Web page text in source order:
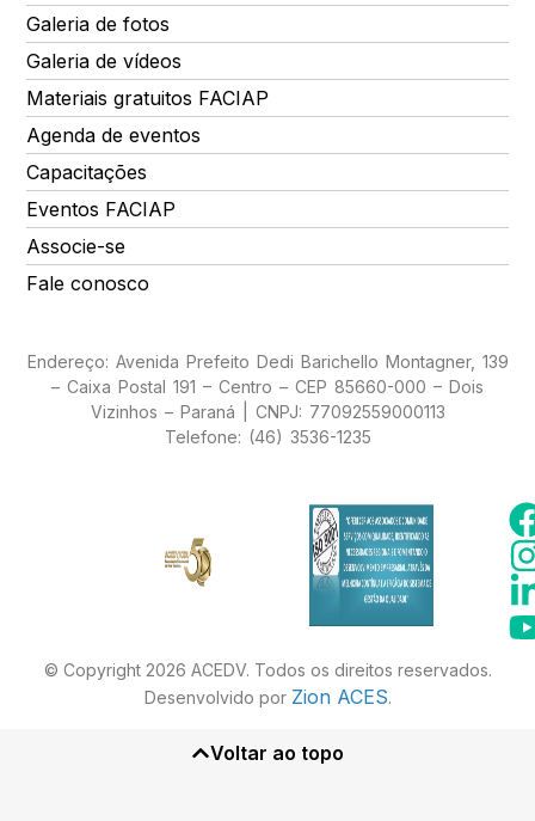
Galeria de fotos
Galeria de vídeos
Materiais gratuitos FACIAP
Agenda de eventos
Capacitações
Eventos FACIAP
Associe-se
Fale conosco
Endereço: Avenida Prefeito Dedi Barichello Montagner, 139
– Caixa Postal 191 – Centro – CEP 85660-000 – Dois
Vizinhos – Paraná | CNPJ: 77092559000113
Telefone: (46) 3536-1235
© Copyright 2026 ACEDV. Todos os direitos reservados.
Desenvolvido por Zion ACES.
Voltar ao topo